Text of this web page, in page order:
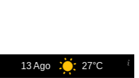
13 Ago 27°C